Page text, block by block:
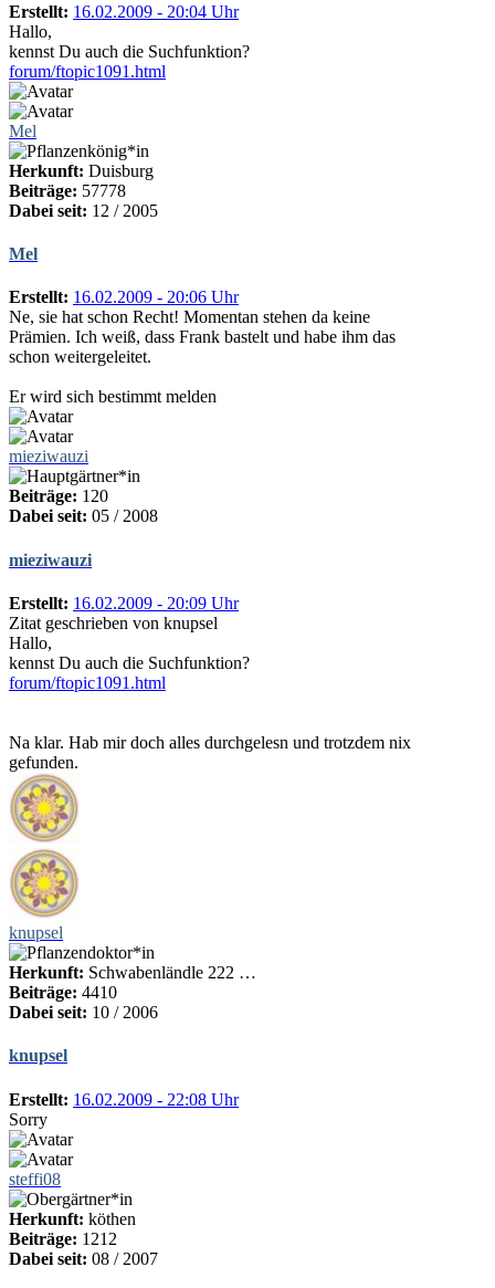
Erstellt: 16.02.2009 - 20:04 Uhr
Hallo,
kennst Du auch die Suchfunktion?
forum/ftopic1091.html
Mel
Herkunft: Duisburg
Beiträge: 57778
Dabei seit: 12 / 2005
Mel
Erstellt: 16.02.2009 - 20:06 Uhr
Ne, sie hat schon Recht! Momentan stehen da keine
Prämien. Ich weiß, dass Frank bastelt und habe ihm das
schon weitergeleitet.
Er wird sich bestimmt melden
mieziwauzi
Beiträge: 120
Dabei seit: 05 / 2008
mieziwauzi
Erstellt: 16.02.2009 - 20:09 Uhr
Zitat geschrieben von knupsel
Hallo,
kennst Du auch die Suchfunktion?
forum/ftopic1091.html
Na klar. Hab mir doch alles durchgelesn und trotzdem nix
gefunden.
knupsel
Herkunft: Schwabenländle 222 …
Beiträge: 4410
Dabei seit: 10 / 2006
knupsel
Erstellt: 16.02.2009 - 22:08 Uhr
Sorry
steffi08
Herkunft: köthen
Beiträge: 1212
Dabei seit: 08 / 2007